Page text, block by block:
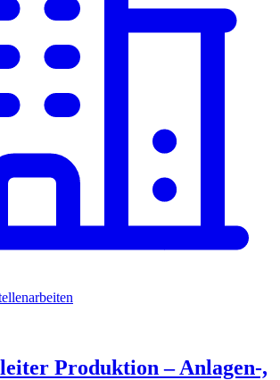
Produktion – Anlagen-,